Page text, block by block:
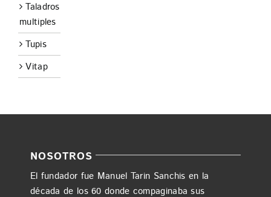
Taladros
multiples
Tupis
Vitap
NOSOTROS
El fundador fue Manuel Tarin Sanchis en la
década de los 60 donde compaginaba sus